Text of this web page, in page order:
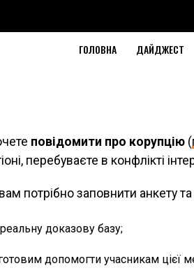
ГОЛОВНА ДАЙДЖЕСТ
повідомити про корупцію (
перебуваєте в конфлікті
потрібно заповнити анкету
доказову базу;
допомогти учасникам цієї